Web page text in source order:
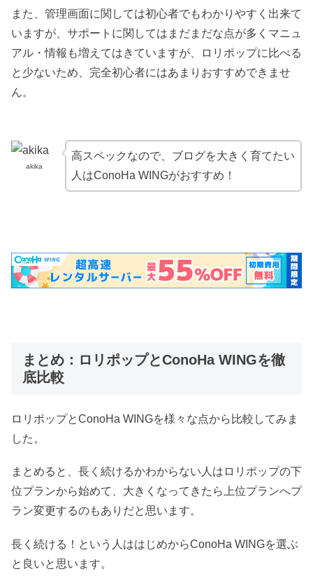
また、管理画面に関しては初心者でもわかりやすく出来て
いますが、サポートに関してはまだまだな点が多くマニュ
アル・情報も増えてはきていますが、ロリポップに比べる
と少ないため、完全初心者にはあまりおすすめできませ
ん。
akika
高スペックなので、ブログを大きく育てたい
人はConoHa WINGがおすすめ！
まとめ：ロリポップとConoHa WINGを徹
底比較
ロリポップとConoHa WINGを様々な点から比較してみま
した。
まとめると、長く続けるかわからない人はロリポップの下
位プランから始めて、大きくなってきたら上位プランへプ
ラン変更するのもありだと思います。
長く続ける！という人ははじめからConoHa WINGを選ぶ
と良いと思います。